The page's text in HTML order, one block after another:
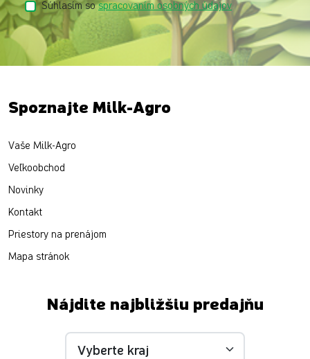
Súhlasím sospracovaním osobných údajov
Spoznajte Milk-Agro
Vaše Milk-Agro
Veľkoobchod
Novinky
Kontakt
Priestory na prenájom
Mapa stránok
Nájdite najbližšiu predajňu